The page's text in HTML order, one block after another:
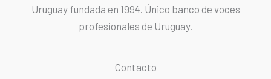
Uruguay fundada en 1994. Único banco de voces
profesionales de Uruguay.
Contacto